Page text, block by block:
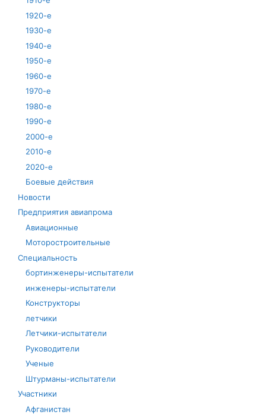
1920-е
1930-е
1940-е
1950-е
1960-е
1970-е
1980-е
1990-е
2000-е
2010-е
2020-е
Боевые действия
Новости
Предприятия авиапрома
Авиационные
Моторостроительные
Специальность
бортинженеры-испытатели
инженеры-испытатели
Конструкторы
летчики
Летчики-испытатели
Руководители
Ученые
Штурманы-испытатели
Участники
Афганистан